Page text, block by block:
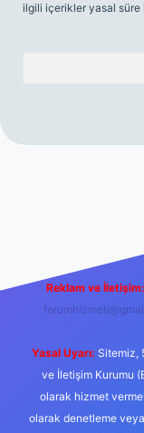
ilgili içerikler yasal süre
Reklam ve İletişim:
Yasal Uyarı: Sitemiz,
ve İletişim Kurumu
olarak hizmet
olarak denetleme